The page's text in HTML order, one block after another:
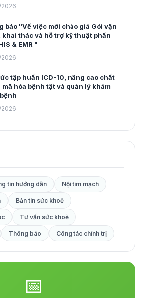
báo "Về việc mời chào giá Gói vận
khai thác và hỗ trợ kỹ thuật phần
& EMR "
tập huấn ICD-10, nâng cao chất
mã hóa bệnh tật và quản lý khám
tin hướng dẫn Nội tim mạch
Bản tin sức khoẻ
Tư vấn sức khoẻ
Thông báo Công tác chính trị
📅